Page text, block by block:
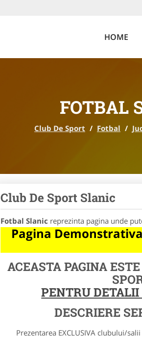
HOME
FOTBAL
Club De Sport / Fotbal /
Club De Sport Slanic
Fotbal Slanic reprezinta pagina unde
Pagina
ACEASTA PAGINA
PENTRU
DESCRIERE
Prezentarea EXCLUSIVA clubului/salii